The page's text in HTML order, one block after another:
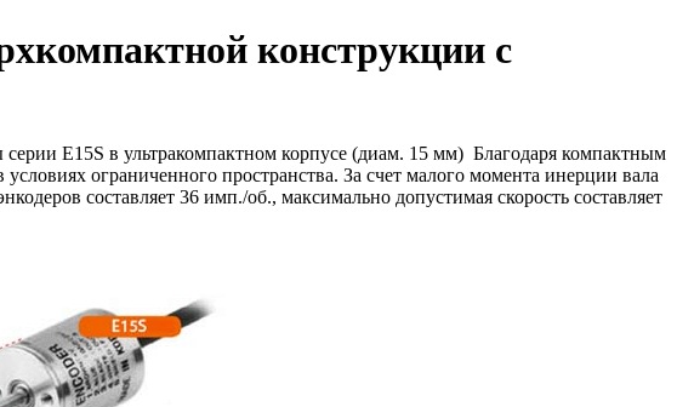
конструкции с
E15S в ультракомпактном корпусе (диам. 15 мм) Благодаря компактным
ограниченного пространства. За счет малого момента инерции вала
составляет 36 имп./об., максимально допустимая скорость составляет